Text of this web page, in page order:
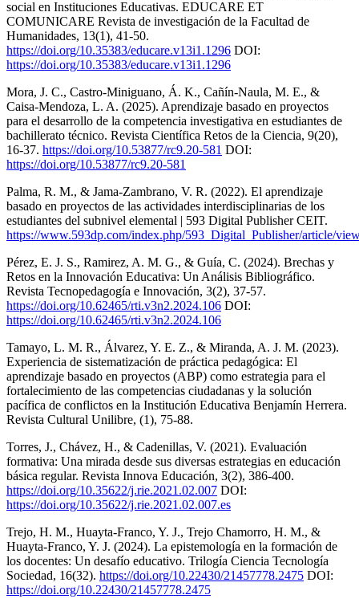
social en Instituciones Educativas. EDUCARE ET
COMUNICARE Revista de investigación de la Facultad de
Humanidades, 13(1), 41-50.
https://doi.org/10.35383/educare.v13i1.1296 DOI:
https://doi.org/10.35383/educare.v13i1.1296
Mora, J. C., Castro-Miniguano, Á. K., Cañín-Naula, M. E., &
Caisa-Mendoza, L. A. (2025). Aprendizaje basado en proyectos
para el desarrollo de la competencia investigativa en estudiantes de
bachillerato técnico. Revista Científica Retos de la Ciencia, 9(20),
16-37. https://doi.org/10.53877/rc9.20-581 DOI:
https://doi.org/10.53877/rc9.20-581
Palma, R. M., & Jama-Zambrano, V. R. (2022). El aprendizaje
basado en proyectos de las actividades interdisciplinarias de los
estudiantes del subnivel elemental | 593 Digital Publisher CEIT.
https://www.593dp.com/index.php/593_Digital_Publisher/article/
Pérez, E. J. S., Ramirez, A. M. G., & Guía, C. (2024). Brechas y
Retos en la Innovación Educativa: Un Análisis Bibliográfico.
Revista Tecnopedagogía e Innovación, 3(2), 37-57.
https://doi.org/10.62465/rti.v3n2.2024.106 DOI:
https://doi.org/10.62465/rti.v3n2.2024.106
Tamayo, L. M. R., Álvarez, Y. E. Z., & Miranda, A. J. M. (2023).
Experiencia de sistematización de práctica pedagógica: El
aprendizaje basado en proyectos (ABP) como estrategia para el
fortalecimiento de las competencias ciudadanas y la solución
pacífica de conflictos en la Institución Educativa Benjamín Herrera.
Revista Cultural Unilibre, (1), 75-88.
Torres, J., Chávez, H., & Cadenillas, V. (2021). Evaluación
formativa: Una mirada desde sus diversas estrategias en educación
básica regular. Revista Innova Educación, 3(2), 386-400.
https://doi.org/10.35622/j.rie.2021.02.007 DOI:
https://doi.org/10.35622/j.rie.2021.02.007.es
Trejo, H. M., Huayta-Franco, Y. J., Trejo Chamorro, H. M., &
Huayta-Franco, Y. J. (2024). La epistemología en la formación de
los docentes: Un desafío educativo. Trilogía Ciencia Tecnología
Sociedad, 16(32). https://doi.org/10.22430/21457778.2475 DOI:
https://doi.org/10.22430/21457778.2475